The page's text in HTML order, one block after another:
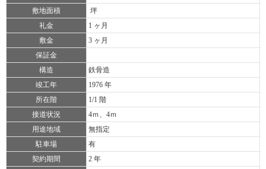
敷地面積
坪
礼金
1 ヶ月
敷金
3 ヶ月
保証金
構造
鉄骨造
竣工年
1976 年
所在階
1/1 階
接道状況
4ｍ、4ｍ
用途地域
無指定
駐車場
有
契約期間
2 年